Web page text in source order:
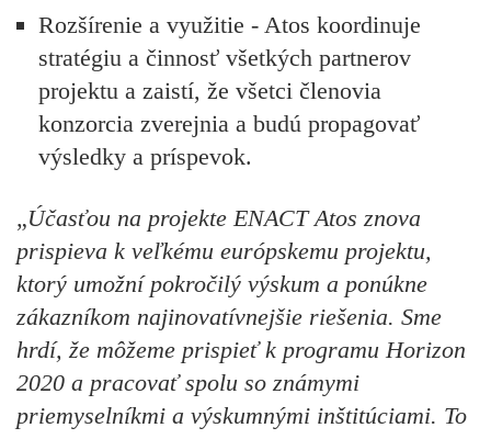
Rozšírenie a využitie - Atos koordinuje
stratégiu a činnosť všetkých partnerov
projektu a zaistí, že všetci členovia
konzorcia zverejnia a budú propagovať
výsledky a príspevok.
„Účasťou na projekte ENACT Atos znova
prispieva k veľkému európskemu projektu,
ktorý umožní pokročilý výskum a ponúkne
zákazníkom najinovatívnejšie riešenia. Sme
hrdí, že môžeme prispieť k programu Horizon
2020 a pracovať spolu so známymi
priemyselníkmi a výskumnými inštitúciami. To